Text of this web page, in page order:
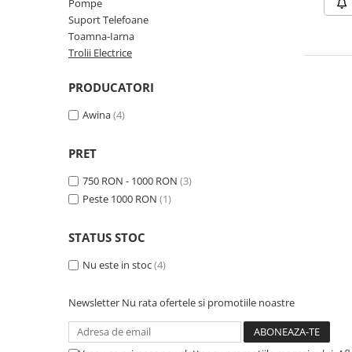
➔ Cu Volan
➔ Fara Permis
➔ Jinpeng/AMR
PIESE DE SCHIMB
Incarcatoare
Pompe
Suport Telefoane
Toamna-Iarna
Trolii Electrice
PRODUCATORI
Awina(4)
PRET
750 RON - 1000 RON (3)
Peste 1000 RON (1)
STATUS STOC
Nu este in stoc(4)
Newsletter Nu rata ofertele si promotiile noastre